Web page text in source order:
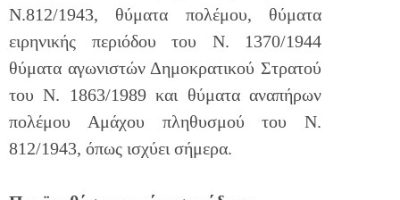
Ν.812/1943, θύματα πολέμου, θύματα
ειρηνικής περιόδου του Ν. 1370/1944
θύματα αγωνιστών Δημοκρατικού Στρατού
του Ν. 1863/1989 και θύματα αναπήρων
πολέμου Αμάχου πληθυσμού του Ν.
812/1943, όπως ισχύει σήμερα.